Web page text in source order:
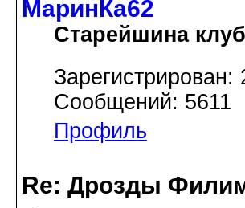
МаринКа62
Старейшина
Зарегистрирован:
Сообщений: 5611
Профиль
Re: Дрозды